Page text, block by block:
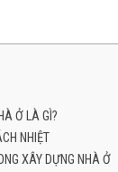
Ở LÀ GÌ?
NHIỆT
XÂY DỰNG NHÀ Ở